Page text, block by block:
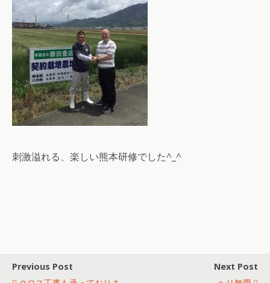
刺激溢れる、楽しい熊本研修でした^_^
Previous Post
Next Post